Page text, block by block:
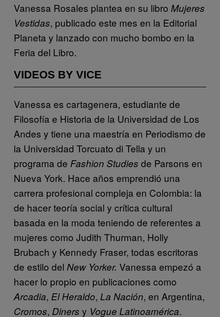
Vanessa Rosales plantea en su libro Mujeres
Vestidas, publicado este mes en la Editorial
Planeta y lanzado con mucho bombo en la
Feria del Libro.
VIDEOS BY VICE
Vanessa es cartagenera, estudiante de
Filosofía e Historia de la Universidad de Los
Andes y tiene una maestría en Periodismo de
la Universidad Torcuato di Tella y un
programa de Fashion Studies de Parsons en
Nueva York. Hace años emprendió una
carrera profesional compleja en Colombia: la
de hacer teoría social y crítica cultural
basada en la moda teniendo de referentes a
mujeres como Judith Thurman, Holly
Brubach y Kennedy Fraser, todas escritoras
de estilo del New Yorker. Vanessa empezó a
hacer lo propio en publicaciones como
Arcadia, El Heraldo, La Nación, en Argentina,
Cromos, Diners y Vogue Latinoamérica.